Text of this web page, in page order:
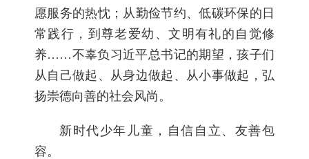
愿服务的热忱；从勤俭节约、低碳环保的日
常践行，到尊老爱幼、文明有礼的自觉修
养……不辜负习近平总书记的期望，孩子们
从自己做起、从身边做起、从小事做起，弘
扬崇德向善的社会风尚。
新时代少年儿童，自信自立、友善包
容。